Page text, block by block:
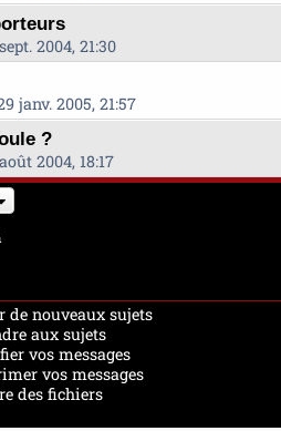
2004, 21:30
janv. 2005, 21:57
?
2004, 18:17
de nouveaux sujets
aux sujets
vos messages
vos messages
des fichiers